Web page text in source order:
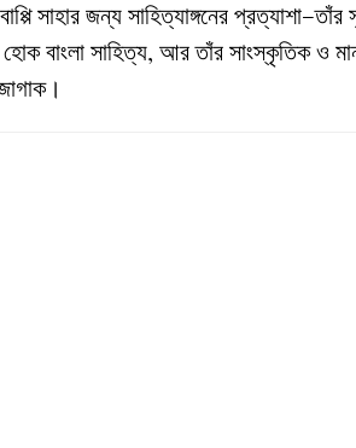
বাপ্পি সাহার জন্য সাহিত্যাঙ্গনের প্রত্যাশা—তাঁর
হোক বাংলা সাহিত্য, আর তাঁর সাংস্কৃতিক ও
।